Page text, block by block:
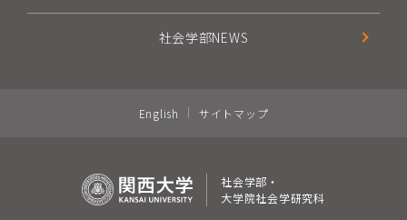
社会学部NEWS
English サイトマップ
社会学部・
大学院社会学研究科